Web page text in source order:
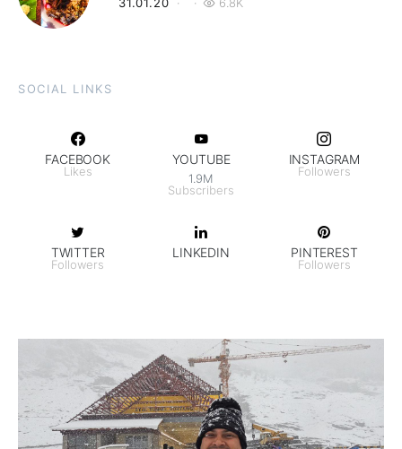
SOCIAL LINKS
FACEBOOK
Likes
YOUTUBE
1.9M
Subscribers
INSTAGRAM
Followers
TWITTER
Followers
LINKEDIN PINTEREST
Followers